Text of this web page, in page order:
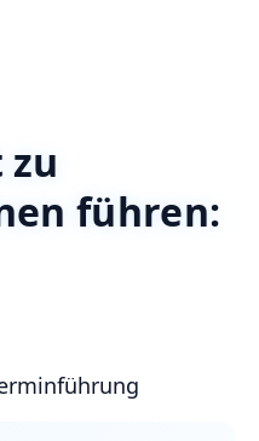
führen: